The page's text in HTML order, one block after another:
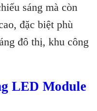
sáng mà còn
đặc biệt phù
đô thị, khu công
LED Module